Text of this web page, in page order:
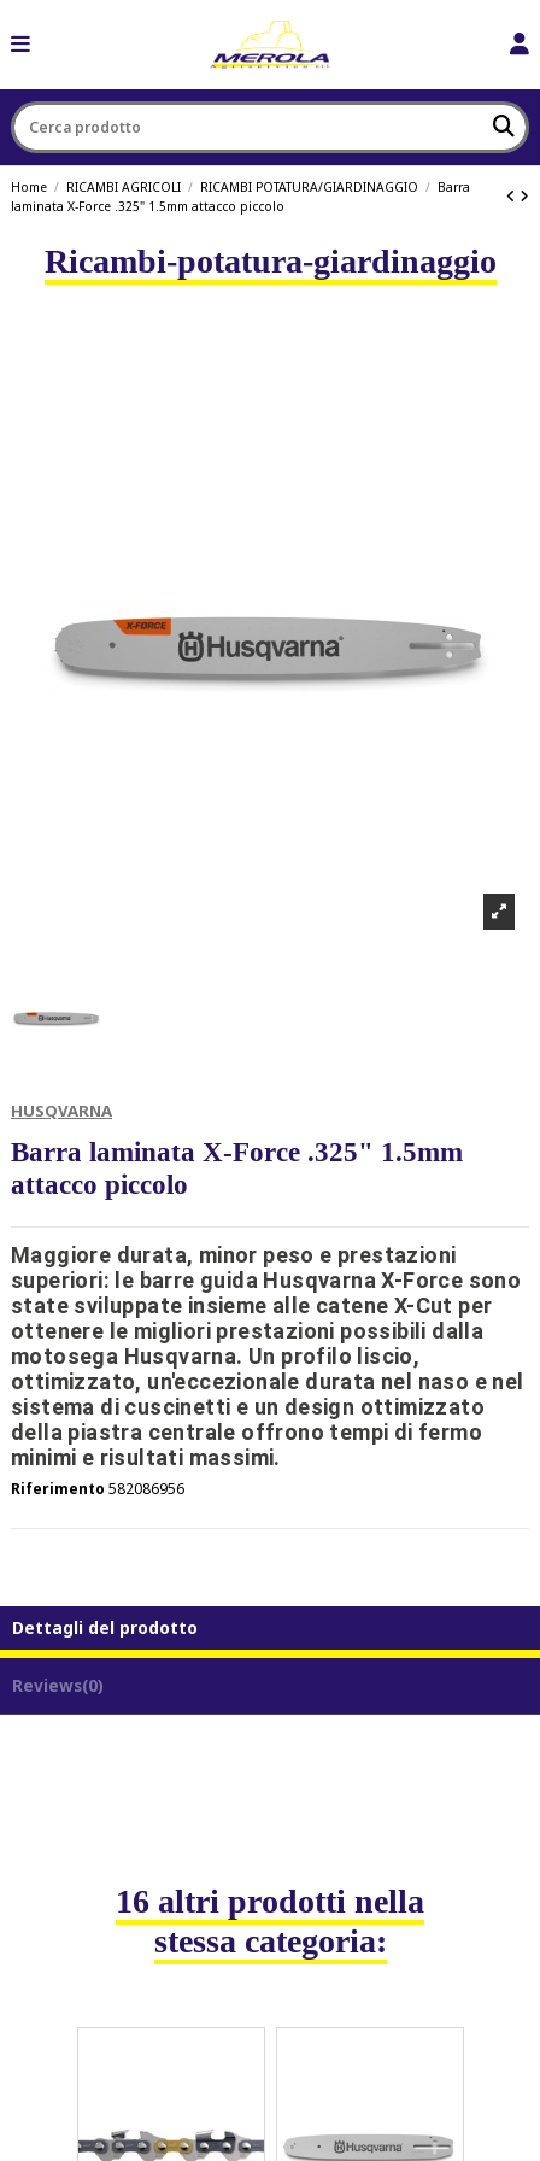
Home RICAMBI AGRICOLI RICAMBI POTATURA/GIARDINAGGIO
Barra
laminata X-Force .325" 1.5mm attacco piccolo
Ricambi-potatura-giardinaggio
HUSQVARNA
Barra laminata X-Force .325" 1.5mm
attacco piccolo
Maggiore durata, minor peso e prestazioni
superiori: le barre guida Husqvarna X-Force sono
state sviluppate insieme alle catene X-Cut per
ottenere le migliori prestazioni possibili dalla
motosega Husqvarna. Un profilo liscio,
ottimizzato, un'eccezionale durata nel naso e nel
sistema di cuscinetti e un design ottimizzato
della piastra centrale offrono tempi di fermo
minimi e risultati massimi.
Riferimento 582086956
Dettagli del prodotto
Reviews(0)
16 altri prodotti nella
stessa categoria: